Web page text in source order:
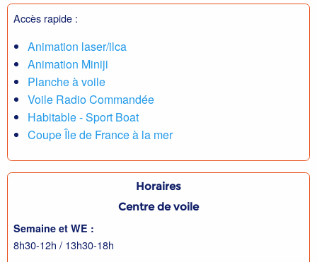
Accès rapide :
Animation laser/ilca
Animation Miniji
Planche à voile
Voile Radio Commandée
Habitable - Sport Boat
Coupe Île de France à la mer
Horaires
Centre de voile
Semaine et WE :
8h30-12h / 13h30-18h